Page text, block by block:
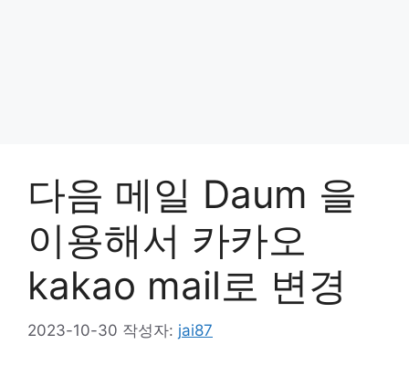
다음 메일 Daum 을
이용해서 카카오
kakao mail로 변경
2023-10-30 작성자: jai87